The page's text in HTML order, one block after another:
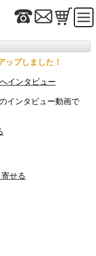
ップしました！
インタビュー
インタビュー動画で
せる